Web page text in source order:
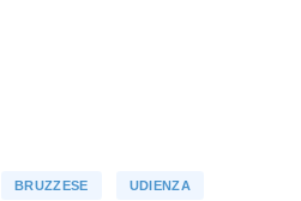
BRUZZESE UDIENZA